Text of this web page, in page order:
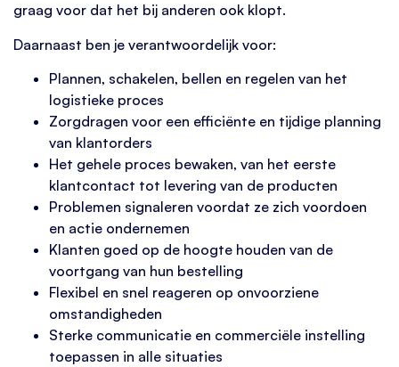
graag voor dat het bij anderen ook klopt.
Daarnaast ben je verantwoordelijk voor:
Plannen, schakelen, bellen en regelen van het
logistieke proces
Zorgdragen voor een efficiënte en tijdige planning
van klantorders
Het gehele proces bewaken, van het eerste
klantcontact tot levering van de producten
Problemen signaleren voordat ze zich voordoen
en actie ondernemen
Klanten goed op de hoogte houden van de
voortgang van hun bestelling
Flexibel en snel reageren op onvoorziene
omstandigheden
Sterke communicatie en commerciële instelling
toepassen in alle situaties